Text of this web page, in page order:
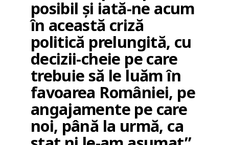
posibil și iată-ne acum
în această criză
politică prelungită, cu
decizii-cheie pe care
trebuie să le luăm în
favoarea României, pe
angajamente pe care
noi, până la urmă, ca